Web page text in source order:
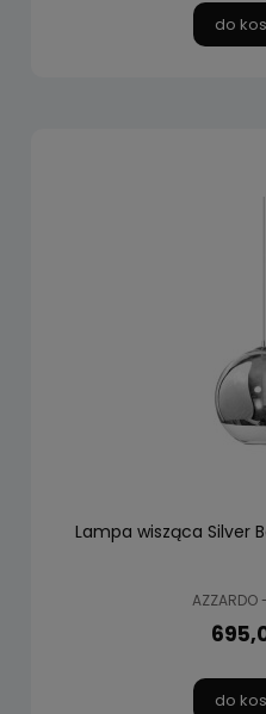
do
Lampa wisząca Silver
AZZARDO
do